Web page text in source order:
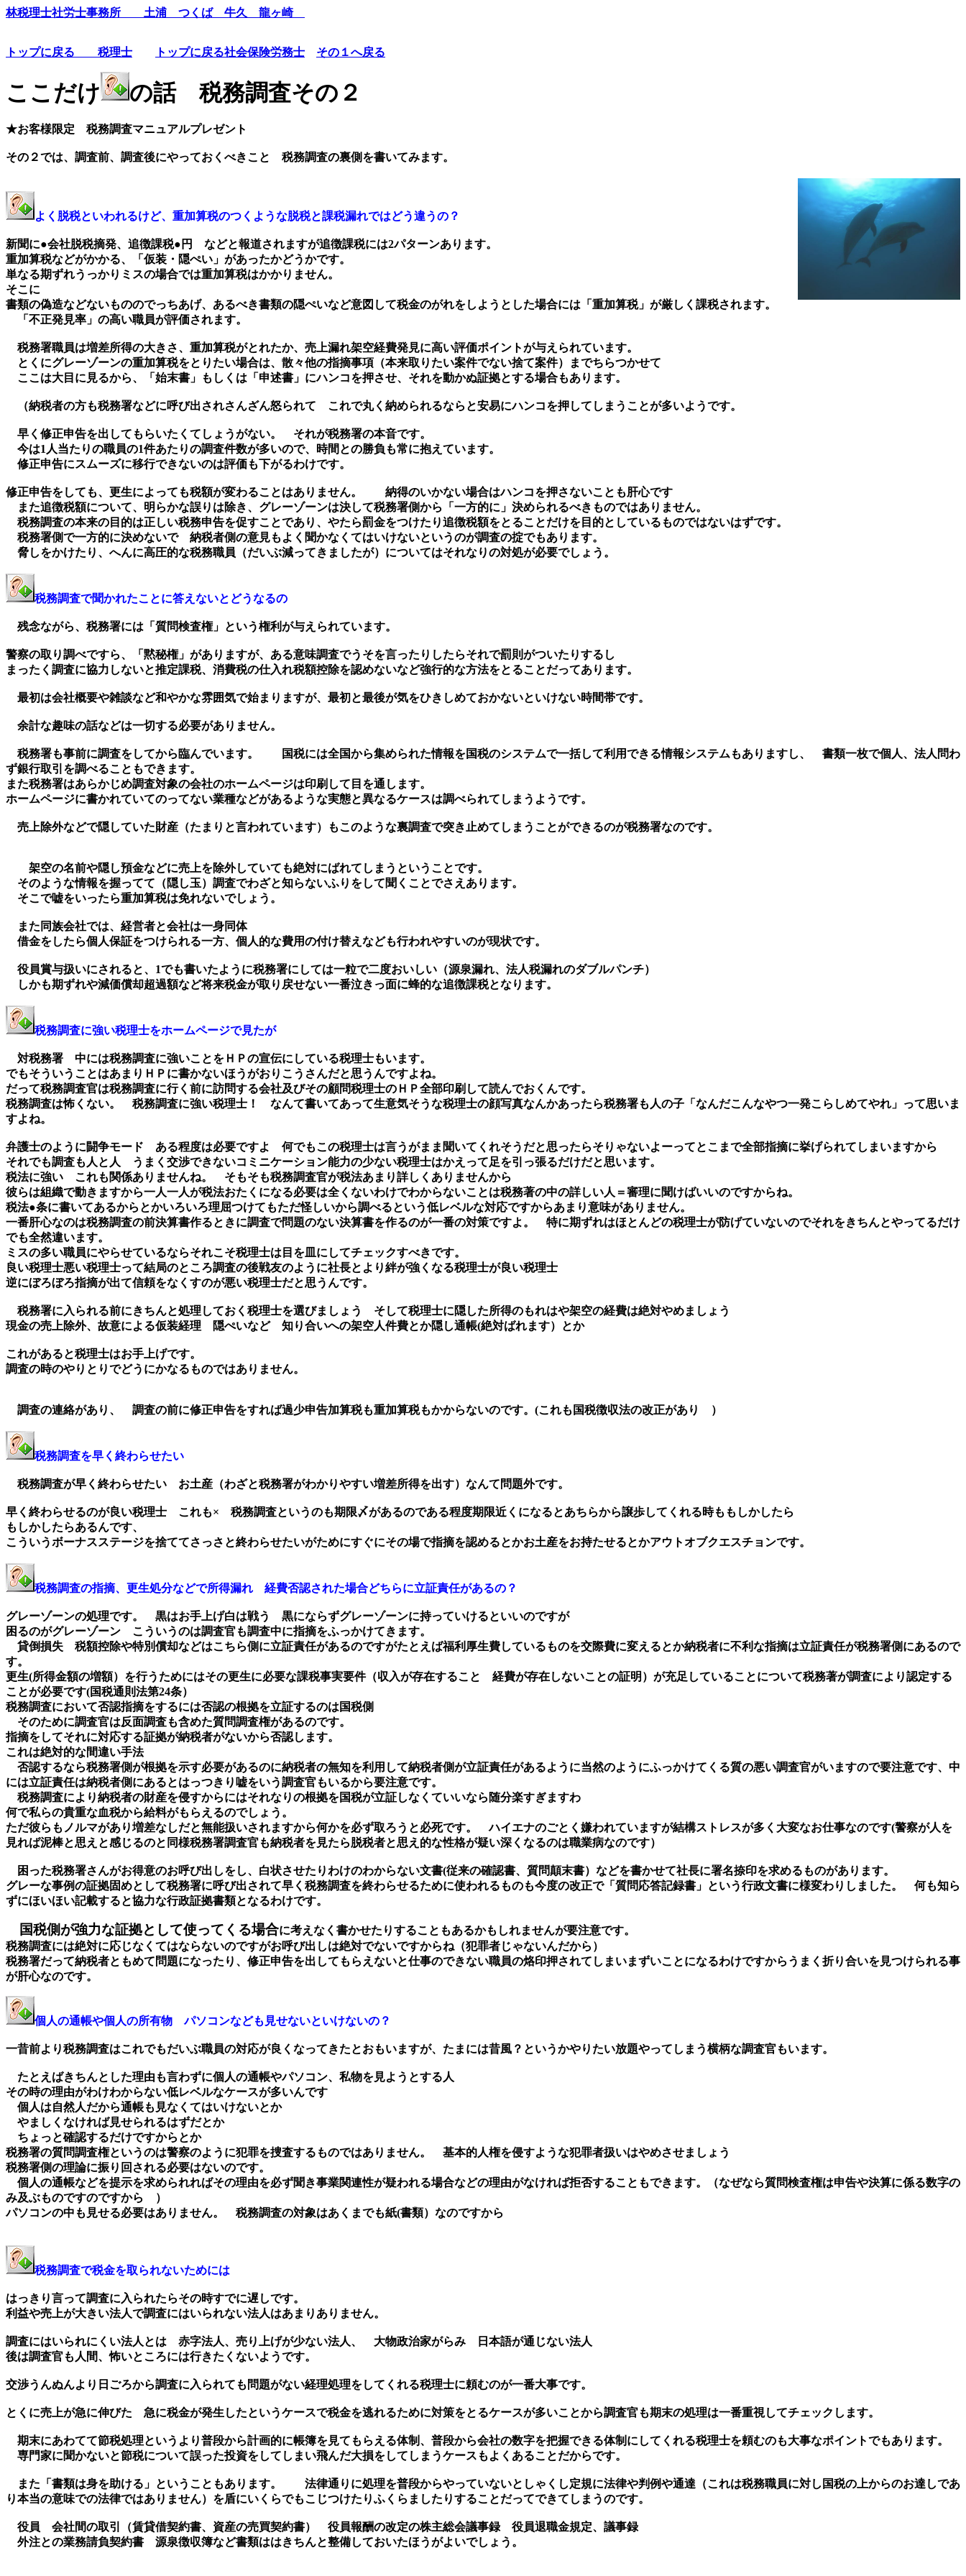
林税理士社労士事務所 土浦 つくば 牛久 龍ヶ崎
トップに戻る 税理士 トップに戻る社会保険労務士 その１へ戻る
ここだけ の話 税務調査その２
★お客様限定 税務調査マニュアルプレゼント
その２では、調査前、調査後にやっておくべきこと 税務調査の裏側を書いてみます。
よく脱税といわれるけど、重加算税のつくような脱税と課税漏れではどう違うの？
新聞に●会社脱税摘発、追徴課税●円 などと報道されますが追徴課税には2パターンあります。
重加算税などがかかる、「仮装・隠ぺい」があったかどうかです。
単なる期ずれうっかりミスの場合では重加算税はかかりません。
そこに
書類の偽造などないもののでっちあげ、あるべき書類の隠ぺいなど意図して税金のがれをしようとした場合には「重加算税」が厳しく課税されます。
「不正発見率」の高い職員が評価されます。
税務署職員は増差所得の大きさ、重加算税がとれたか、売上漏れ架空経費発見に高い評価ポイントが与えられています。
とくにグレーゾーンの重加算税をとりたい場合は、散々他の指摘事項（本来取りたい案件でない捨て案件）までちらつかせて
ここは大目に見るから、「始末書」もしくは「申述書」にハンコを押させ、それを動かぬ証拠とする場合もあります。
（納税者の方も税務署などに呼び出されさんざん怒られて これで丸く納められるならと安易にハンコを押してしまうことが多いようです。
早く修正申告を出してもらいたくてしょうがない。 それが税務署の本音です。
今は1人当たりの職員の1件あたりの調査件数が多いので、時間との勝負も常に抱えています。
修正申告にスムーズに移行できないのは評価も下がるわけです。
修正申告をしても、更生によっても税額が変わることはありません。 納得のいかない場合はハンコを押さないことも肝心です
また追徴税額について、明らかな誤りは除き、グレーゾーンは決して税務署側から「一方的に」決められるべきものではありません。
税務調査の本来の目的は正しい税務申告を促すことであり、やたら罰金をつけたり追徴税額をとることだけを目的としているものではないはずです。
税務署側で一方的に決めないで 納税者側の意見もよく聞かなくてはいけないというのが調査の掟でもあります。
脅しをかけたり、へんに高圧的な税務職員（だいぶ減ってきましたが）についてはそれなりの対処が必要でしょう。
税務調査で聞かれたことに答えないとどうなるの
残念ながら、税務署には「質問検査権」という権利が与えられています。
警察の取り調べですら、「黙秘権」がありますが、ある意味調査でうそを言ったりしたらそれで罰則がついたりするし
まったく調査に協力しないと推定課税、消費税の仕入れ税額控除を認めないなど強行的な方法をとることだってあります。
最初は会社概要や雑談など和やかな雰囲気で始まりますが、最初と最後が気をひきしめておかないといけない時間帯です。
余計な趣味の話などは一切する必要がありません。
税務署も事前に調査をしてから臨んでいます。 国税には全国から集められた情報を国税のシステムで一括して利用できる情報システムもありますし、 書類一枚で個人、法人問わ
ず銀行取引を調べることもできます。
また税務署はあらかじめ調査対象の会社のホームページは印刷して目を通します。
ホームページに書かれていてのってない業種などがあるような実態と異なるケースは調べられてしまうようです。
売上除外などで隠していた財産（たまりと言われています）もこのような裏調査で突き止めてしまうことができるのが税務署なのです。
架空の名前や隠し預金などに売上を除外していても絶対にばれてしまうということです。
そのような情報を握ってて（隠し玉）調査でわざと知らないふりをして聞くことでさえあります。
そこで嘘をいったら重加算税は免れないでしょう。
また同族会社では、経営者と会社は一身同体
借金をしたら個人保証をつけられる一方、個人的な費用の付け替えなども行われやすいのが現状です。
役員賞与扱いにされると、1でも書いたように税務署にしては一粒で二度おいしい（源泉漏れ、法人税漏れのダブルパンチ）
しかも期ずれや減価償却超過額など将来税金が取り戻せない一番泣きっ面に蜂的な追徴課税となります。
税務調査に強い税理士をホームページで見たが
対税務署 中には税務調査に強いことをＨＰの宣伝にしている税理士もいます。
でもそういうことはあまりＨＰに書かないほうがおりこうさんだと思うんですよね。
だって税務調査官は税務調査に行く前に訪問する会社及びその顧問税理士のＨＰ全部印刷して読んでおくんです。
税務調査は怖くない。 税務調査に強い税理士！ なんて書いてあって生意気そうな税理士の顔写真なんかあったら税務署も人の子「なんだこんなやつ一発こらしめてやれ」って思いま
すよね。
弁護士のように闘争モード ある程度は必要ですよ 何でもこの税理士は言うがまま聞いてくれそうだと思ったらそりゃないよーってとこまで全部指摘に挙げられてしまいますから
それでも調査も人と人 うまく交渉できないコミニケーション能力の少ない税理士はかえって足を引っ張るだけだと思います。
税法に強い これも関係ありませんね。 そもそも税務調査官が税法あまり詳しくありませんから
彼らは組織で動きますから一人一人が税法おたくになる必要は全くないわけでわからないことは税務著の中の詳しい人＝審理に聞けばいいのですからね。
税法●条に書いてあるからとかいろいろ理屈つけてもただ怪しいから調べるという低レベルな対応ですからあまり意味がありません。
一番肝心なのは税務調査の前決算書作るときに調査で問題のない決算書を作るのが一番の対策ですよ。 特に期ずれはほとんどの税理士が防げていないのでそれをきちんとやってるだけ
でも全然違います。
ミスの多い職員にやらせているならそれこそ税理士は目を皿にしてチェックすべきです。
良い税理士悪い税理士って結局のところ調査の後戦友のように社長とより絆が強くなる税理士が良い税理士
逆にぼろぼろ指摘が出て信頼をなくすのが悪い税理士だと思うんです。
税務署に入られる前にきちんと処理しておく税理士を選びましょう そして税理士に隠した所得のもれはや架空の経費は絶対やめましょう
現金の売上除外、故意による仮装経理 隠ぺいなど 知り合いへの架空人件費とか隠し通帳(絶対ばれます）とか
これがあると税理士はお手上げです。
調査の時のやりとりでどうにかなるものではありません。
調査の連絡があり、 調査の前に修正申告をすれば過少申告加算税も重加算税もかからないのです。(これも国税徴収法の改正があり ）
税務調査を早く終わらせたい
税務調査が早く終わらせたい お土産（わざと税務署がわかりやすい増差所得を出す）なんて問題外です。
早く終わらせるのが良い税理士 これも× 税務調査というのも期限〆があるのである程度期限近くになるとあちらから譲歩してくれる時ももしかしたら
もしかしたらあるんです、
こういうボーナスステージを捨ててさっさと終わらせたいがためにすぐにその場で指摘を認めるとかお土産をお持たせるとかアウトオブクエスチョンです。
税務調査の指摘、更生処分などで所得漏れ 経費否認された場合どちらに立証責任があるの？
グレーゾーンの処理です。 黒はお手上げ白は戦う 黒にならずグレーゾーンに持っていけるといいのですが
困るのがグレーゾーン こういうのは調査官も調査中に指摘をふっかけてきます。
貸倒損失 税額控除や特別償却などはこちら側に立証責任があるのですがたとえば福利厚生費しているものを交際費に変えるとか納税者に不利な指摘は立証責任が税務署側にあるので
す。
更生(所得金額の増額）を行うためにはその更生に必要な課税事実要件（収入が存在すること 経費が存在しないことの証明）が充足していることについて税務著が調査により認定する
ことが必要です(国税通則法第24条）
税務調査において否認指摘をするには否認の根拠を立証するのは国税側
そのために調査官は反面調査も含めた質問調査権があるのです。
指摘をしてそれに対応する証拠が納税者がないから否認します。
これは絶対的な間違い手法
否認するなら税務署側が根拠を示す必要があるのに納税者の無知を利用して納税者側が立証責任があるように当然のようにふっかけてくる質の悪い調査官がいますので要注意です、中
には立証責任は納税者側にあるとはっつきり嘘をいう調査官もいるから要注意です。
税務調査により納税者の財産を侵すからにはそれなりの根拠を国税が立証しなくていいなら随分楽すぎますわ
何で私らの貴重な血税から給料がもらえるのでしょう。
ただ彼らもノルマがあり増差なしだと無能扱いされますから何かを必ず取ろうと必死です。 ハイエナのごとく嫌われていますが結構ストレスが多く大変なお仕事なのです(警察が人を
見れば泥棒と思えと感じるのと同様税務署調査官も納税者を見たら脱税者と思え的な性格が疑い深くなるのは職業病なのです）
困った税務署さんがお得意のお呼び出しをし、白状させたりわけのわからない文書(従来の確認書、質問顛末書）などを書かせて社長に署名捺印を求めるものがあります。
グレーな事例の証拠固めとして税務署に呼び出されて早く税務調査を終わらせるために使われるものも今度の改正で「質問応答記録書」という行政文書に様変わりしました。 何も知ら
ずにほいほい記載すると協力な行政証拠書類となるわけです。
国税側が強力な証拠として使ってくる場合に考えなく書かせたりすることもあるかもしれませんが要注意です。
税務調査には絶対に応じなくてはならないのですがお呼び出しは絶対でないですからね（犯罪者じゃないんだから）
税務署だって納税者ともめて問題になったり、修正申告を出してもらえないと仕事のできない職員の烙印押されてしまいまずいことになるわけですからうまく折り合いを見つけられる事
が肝心なのです。
個人の通帳や個人の所有物 パソコンなども見せないといけないの？
一昔前より税務調査はこれでもだいぶ職員の対応が良くなってきたとおもいますが、たまには昔風？というかやりたい放題やってしまう横柄な調査官もいます。
たとえばきちんとした理由も言わずに個人の通帳やパソコン、私物を見ようとする人
その時の理由がわけわからない低レベルなケースが多いんです
個人は自然人だから通帳も見なくてはいけないとか
やましくなければ見せられるはずだとか
ちょっと確認するだけですからとか
税務署の質問調査権というのは警察のように犯罪を捜査するものではありません。 基本的人権を侵すような犯罪者扱いはやめさせましょう
税務署側の理論に振り回される必要はないのです。
個人の通帳などを提示を求められればその理由を必ず聞き事業関連性が疑われる場合などの理由がなければ拒否することもできます。（なぜなら質問検査権は申告や決算に係る数字の
み及ぶものですのですから ）
パソコンの中も見せる必要はありません。 税務調査の対象はあくまでも紙(書類）なのですから
税務調査で税金を取られないためには
はっきり言って調査に入られたらその時すでに遅しです。
利益や売上が大きい法人で調査にはいられない法人はあまりありません。
調査にはいられにくい法人とは 赤字法人、売り上げが少ない法人、 大物政治家がらみ 日本語が通じない法人
後は調査官も人間、怖いところには行きたくないようです。
交渉うんぬんより日ごろから調査に入られても問題がない経理処理をしてくれる税理士に頼むのが一番大事です。
とくに売上が急に伸びた 急に税金が発生したというケースで税金を逃れるために対策をとるケースが多いことから調査官も期末の処理は一番重視してチェックします。
期末にあわてて節税処理というより普段から計画的に帳簿を見てもらえる体制、普段から会社の数字を把握できる体制にしてくれる税理士を頼むのも大事なポイントでもあります。
専門家に聞かないと節税について誤った投資をしてしまい飛んだ大損をしてしまうケースもよくあることだからです。
また「書類は身を助ける」ということもあります。 法律通りに処理を普段からやっていないとしゃくし定規に法律や判例や通達（これは税務職員に対し国税の上からのお達しであ
り本当の意味での法律ではありません）を盾にいくらでもこじつけたりふくらましたりすることだってできてしまうのです。
役員 会社間の取引（賃貸借契約書、資産の売買契約書） 役員報酬の改定の株主総会議事録 役員退職金規定、議事録
外注との業務請負契約書 源泉徴収簿など書類ははきちんと整備しておいたほうがよいでしょう。